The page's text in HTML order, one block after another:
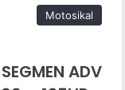
Motosikal
ADV